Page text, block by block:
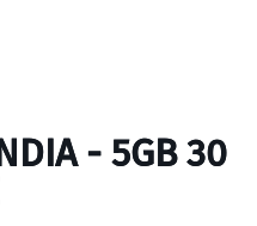
- 5GB 30